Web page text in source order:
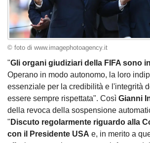
© foto di www.imagephotoagency.it
"Gli organi giudiziari della FIFA sono
Operano in modo autonomo, la loro
essenziale per la credibilità e l'integrità
essere sempre rispettata". Così Gianni
della revoca della sospensione
" Discuto regolarmente riguardo alla
con il Presidente USA e, in merito a